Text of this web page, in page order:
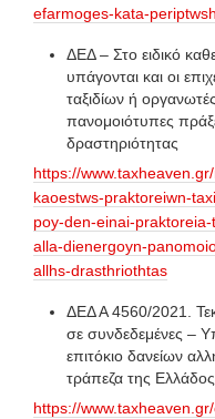
efarmoges-kata-
ΔΕΔ – Στο ειδικό
υπάγονται και οι
ταξιδίων ή
πανομοιότυπες
δραστηριότητας
https://
kaoestws-praktoreiwn-
poy-den-einai-
alla-dienergoyn-
allhs-drasthriothtas
ΔΕΔ Α 4560/2021.
σε συνδεδεμένες –
επιτόκιο δανείων
τράπεζα της Ελλάδος
https://